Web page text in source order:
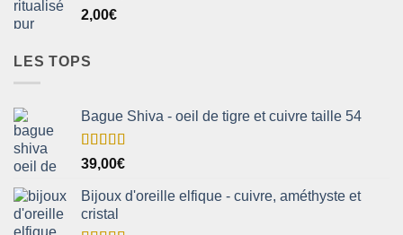
2,00€
LES TOPS
Bague Shiva - oeil de tigre et cuivre taille 54
Note5.00
sur 5
39,00€
Bijoux d'oreille elfique - cuivre, améthyste et
cristal